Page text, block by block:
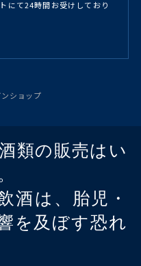
にて24時間お受けしており
ショップ
類の販売はい
酒は、胎児・
を及ぼす恐れ